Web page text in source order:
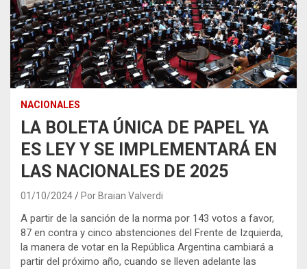
NACIONALES
LA BOLETA ÚNICA DE PAPEL YA
ES LEY Y SE IMPLEMENTARÁ EN
LAS NACIONALES DE 2025
01/10/2024 Por Braian Valverdi
A partir de la sanción de la norma por 143 votos a favor,
87 en contra y cinco abstenciones del Frente de Izquierda,
la manera de votar en la República Argentina cambiará a
partir del próximo año, cuando se lleven adelante las